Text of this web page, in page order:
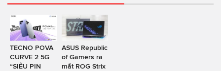
TECNO POVA
CURVE 2 5G
“SIÊU PIN
ASUS Republic
of Gamers ra
mắt ROG Strix